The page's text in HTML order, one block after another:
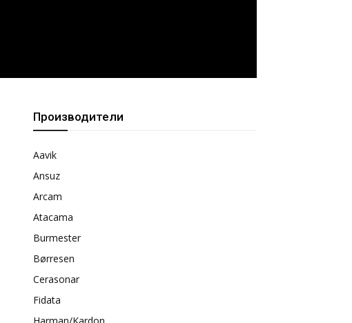
Производители
Aavik
Ansuz
Arcam
Atacama
Burmester
Børresen
Cerasonar
Fidata